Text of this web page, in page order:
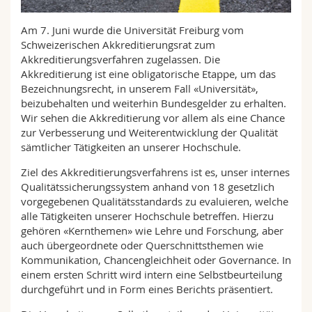
Math.-Nat. und Med. Fak.
Interfakultär
Mitarbeitende
Doktorierende
Webmail
Vorlesungsverzeichnis
MyUnifr
Am 7. Juni wurde die Universität Freiburg vom
Schweizerischen Akkreditierungsrat zum
Akkreditierungsverfahren zugelassen. Die
Akkreditierung ist eine obligatorische Etappe, um das
Bezeichnungsrecht, in unserem Fall «Universität»,
beizubehalten und weiterhin Bundesgelder zu erhalten.
Wir sehen die Akkreditierung vor allem als eine Chance
zur Verbesserung und Weiterentwicklung der Qualität
sämtlicher Tätigkeiten an unserer Hochschule.
Ziel des Akkreditierungsverfahrens ist es, unser internes
Qualitätssicherungssystem anhand von 18 gesetzlich
vorgegebenen Qualitätsstandards zu evaluieren, welche
alle Tätigkeiten unserer Hochschule betreffen. Hierzu
gehören «Kernthemen» wie Lehre und Forschung, aber
auch übergeordnete oder Querschnittsthemen wie
Kommunikation, Chancengleichheit oder Governance. In
einem ersten Schritt wird intern eine Selbstbeurteilung
durchgeführt und in Form eines Berichts präsentiert.